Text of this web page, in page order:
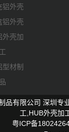
铝外壳
铝外壳
外壳加
工
型材制
品
品有限公司 深圳专
工, HUB外壳加
粤ICP备